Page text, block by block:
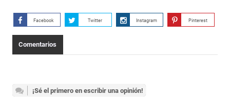
Facebook Twitter Instagram Pinterest
Comentarios
¡Sé el primero en escribir una opinión!